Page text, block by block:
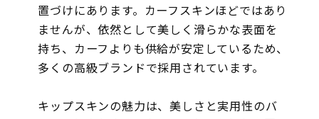
置づけにあります。カーフスキンほどではあり
ませんが、依然として美しく滑らかな表面を
持ち、カーフよりも供給が安定しているため、
多くの高級ブランドで採用されています。
キップスキンの魅力は、美しさと実用性のバ